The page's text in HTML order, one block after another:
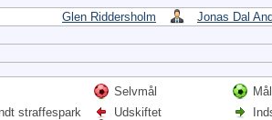
Glen Riddersholm Jonas Dal
Selvmål
straffespark
Udskiftet